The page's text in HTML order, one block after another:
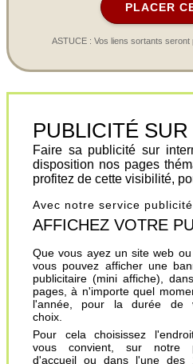
PLACER
ASTUCE : Vos liens sortants seront
PUBLICITÉ
Faire sa publicité sur
disposition nos pages
profitez de cette visibilité,
Avec notre service
AFFICHEZ VOTRE
Que vous ayez un site web ou
vous pouvez afficher une
publicitaire (mini affiche),
pages, à n'importe quel
l'année, pour la durée de
choix.
Pour cela choisissez
vous convient, sur notre
d'accueil ou dans l'une des